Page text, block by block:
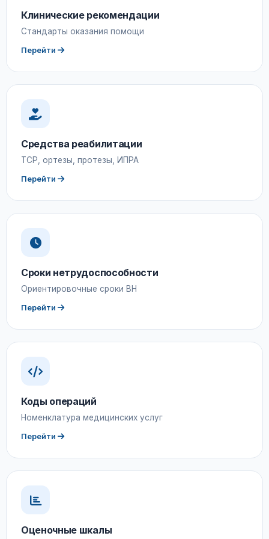
Клинические рекомендации
Стандарты оказания помощи
Перейти
Средства реабилитации
ТСР, ортезы, протезы, ИПРА
Перейти
Сроки нетрудоспособности
Ориентировочные сроки ВН
Перейти
Коды операций
Номенклатура медицинских услуг
Перейти
Оценочные шкалы